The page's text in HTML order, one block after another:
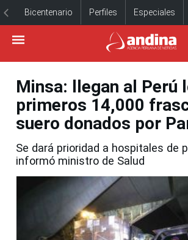
Bicentenario Perfiles Especiales
Minsa: llegan al Perú
primeros 14,000
suero donados por
Se dará prioridad a hospitales de
informó ministro de Salud